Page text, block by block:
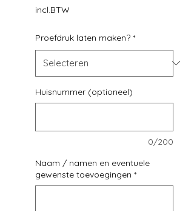
incl.BTW
Proefdruk laten maken? *
Huisnummer (optioneel)
0/200
Naam / namen en eventuele
gewenste toevoegingen *